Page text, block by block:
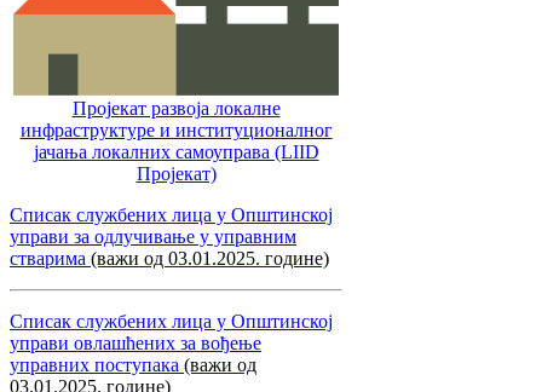
Пројекат развоја локалне
инфраструктуре и институционалног
јачања локалних самоуправa (LIID
Пројекат)
Списак службених лица у Општинској
управи за одлучивање у управним
стварима (важи од 03.01.2025. године)
Списак службених лица у Општинској
управи овлашћених за вођење
управних поступака (важи од
03.01.2025. године)